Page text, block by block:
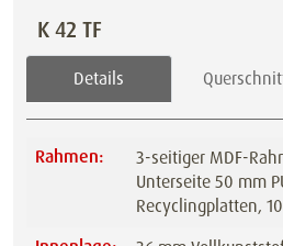
K 42 TF
Details
Rahmen:
3-seitiger MDF-
Unterseite 50 mm
Recyclingplatten,